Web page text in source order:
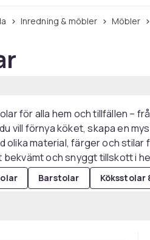
Inredning & möbler Möbler
för alla hem och tillfällen –
vill förnya köket, skapa en
olika material, färger och
och snyggt tillskott i
Barstolar Köksstolar